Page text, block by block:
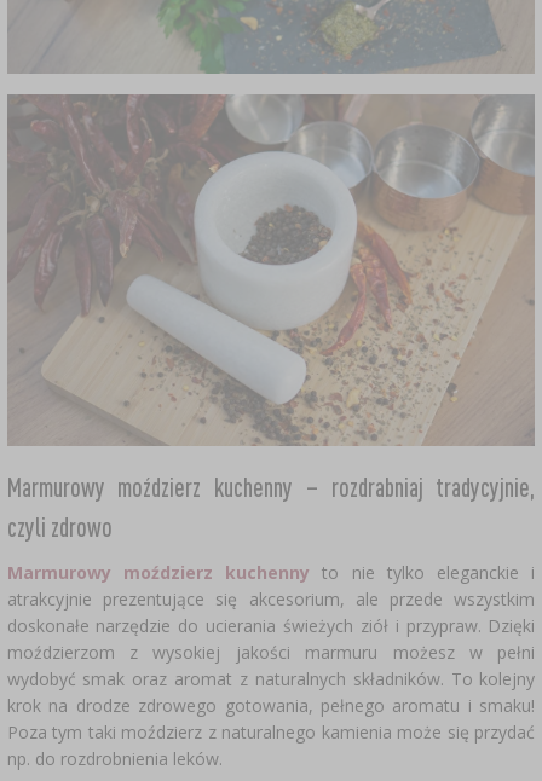
Marmurowy moździerz kuchenny – rozdrabniaj tradycyjnie,
czyli zdrowo
Marmurowy moździerz kuchenny to nie tylko eleganckie i
atrakcyjnie prezentujące się akcesorium, ale przede wszystkim
doskonałe narzędzie do ucierania świeżych ziół i przypraw. Dzięki
moździerzom z wysokiej jakości marmuru możesz w pełni
wydobyć smak oraz aromat z naturalnych składników. To kolejny
krok na drodze zdrowego gotowania, pełnego aromatu i smaku!
Poza tym taki moździerz z naturalnego kamienia może się przydać
np. do rozdrobnienia leków.